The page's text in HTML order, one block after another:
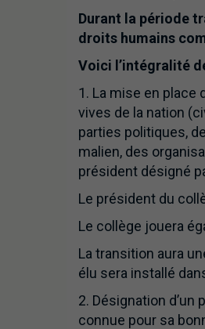
Durant la période
droits humains
Voici l’intégralité
1. La mise en
vives de la nation
parties politiques,
malien, des
président désigné
Le président du
Le collège jouera
La transition aura
élu sera installé
2. Désignation
connue pour sa